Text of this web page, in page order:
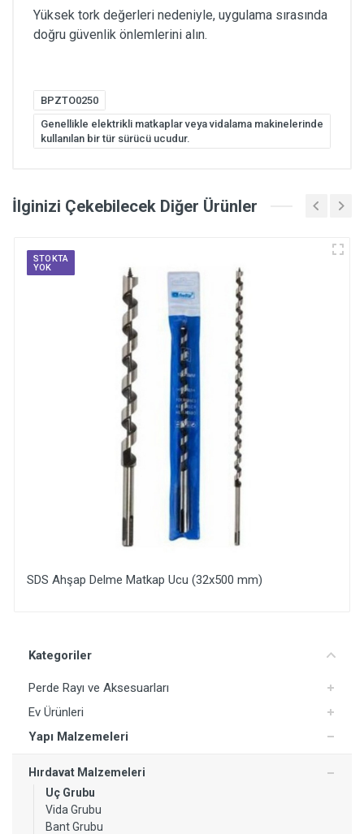
Kategoriler
Perde Rayı ve Aksesuarları
Ev Ürünleri
Yapı Malzemeleri
Hırdavat Malzemeleri
Uç Grubu
Vida Grubu
Bant Grubu
Yüksek tork değerleri nedeniyle, uygulama sırasında
doğru güvenlik önlemlerini alın.
BPZTO0250
Genellikle elektrikli matkaplar veya vidalama makinelerinde
kullanılan bir tür sürücü ucudur.
İlginizi Çekebilecek Diğer Ürünler
STOKTA
YOK
SDS Ahşap Delme Matkap Ucu (32x500 mm)